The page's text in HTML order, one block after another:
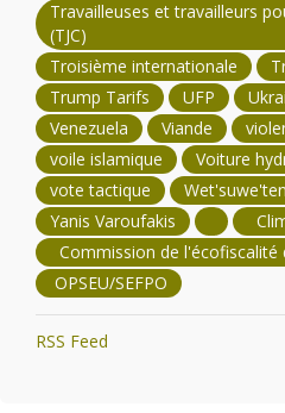
Travailleuses et travailleurs
(TJC)
Troisième internationale
Trump Tarifs
UFP
Venezuela
Viande
voile islamique
Voiture
vote tactique
Wet'suwe'ten
Yanis Varoufakis
Commission de l'écofiscalité
OPSEU/SEFPO
RSS Feed